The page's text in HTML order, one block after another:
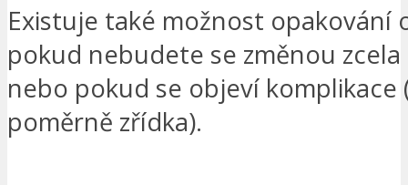
Existuje také možnost opakování
pokud nebudete se změnou
nebo pokud se objeví komplikace
poměrně zřídka).